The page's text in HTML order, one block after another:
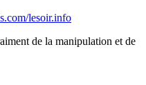
lesoir.info
de la manipulation et de